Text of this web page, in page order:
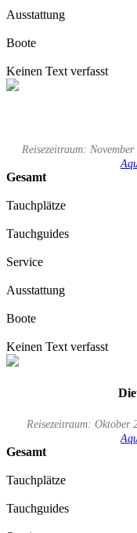
Ausstattung
Boote
Keinen Text verfasst
Reisezeitraum:
Gesamt
Tauchplätze
Tauchguides
Service
Ausstattung
Boote
Keinen Text verfasst
Reisezeitraum: Oktober
Gesamt
Tauchplätze
Tauchguides